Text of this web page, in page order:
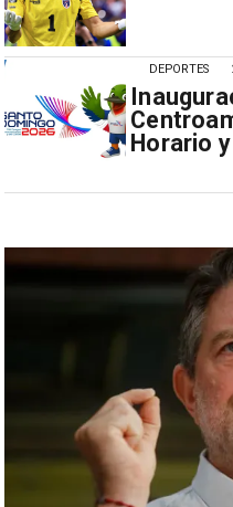
Horario y
DEPORTES